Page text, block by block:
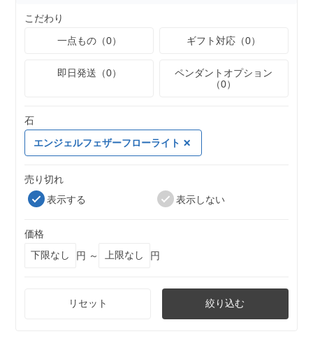
こだわり
一点もの（0）
ギフト対応（0）
即日発送（0）
ペンダントオプション
（0）
石
エンジェルフェザーフローライト
売り切れ
表示する
表示しない
価格
円 ～
円
リセット 絞り込む